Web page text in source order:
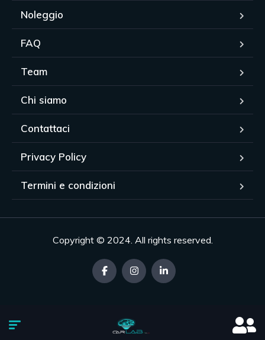
Noleggio
FAQ
Team
Chi siamo
Contattaci
Privacy Policy
Termini e condizioni
Copyright © 2024. All rights reserved.